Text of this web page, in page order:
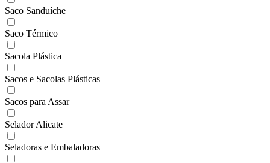
Saco Sanduíche
Saco Térmico
Sacola Plástica
Sacos e Sacolas Plásticas
Sacos para Assar
Selador Alicate
Seladoras e Embaladoras